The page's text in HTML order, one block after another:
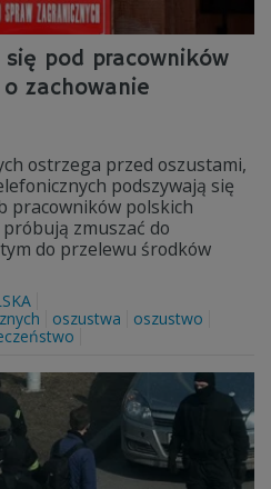
się pod pracowników
o zachowanie
ostrzega przed oszustami,
podszywają się
pracowników polskich
zmuszać do
do przelewu środków
oszustwa
oszustwo